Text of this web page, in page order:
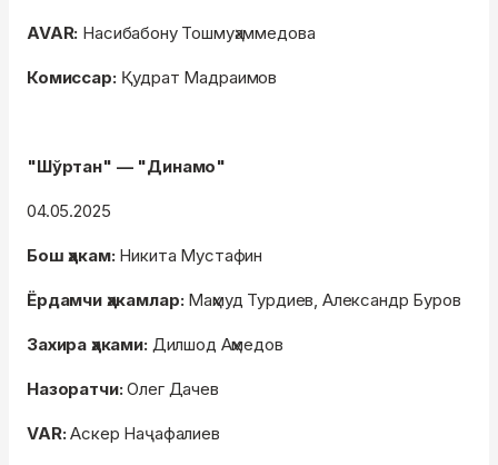
AVAR: Насибабону Тошмуҳаммедова
Комиссар:Қудрат Мадраимов
"Шўртан" — "Динамо"
04.05.2025
Бош ҳакам: Никита Мустафин
Ёрдамчи ҳакамлар: Маҳмуд Турдиев, Александр Буров
Захира ҳаками:Дилшод Аҳмедов
Назоратчи:Олег Дачев
VAR:Аскер Наҷафалиев